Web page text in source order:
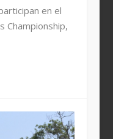
en el
Championship,